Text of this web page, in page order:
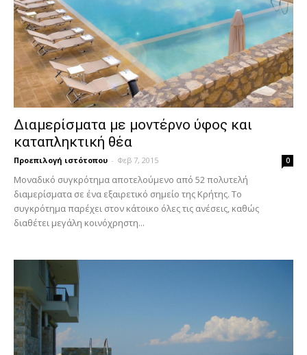
Διαμερίσματα με μοντέρνο ύφος και
καταπληκτική θέα
Προεπιλογή ιστότοπου - Φεβ 7, 2015 0
Μοναδικό συγκρότημα αποτελούμενο από 52 πολυτελή
διαμερίσματα σε ένα εξαιρετικό σημείο της Κρήτης. Το
συγκρότημα παρέχει στον κάτοικο όλες τις ανέσεις, καθώς
διαθέτει μεγάλη κοινόχρηστη...